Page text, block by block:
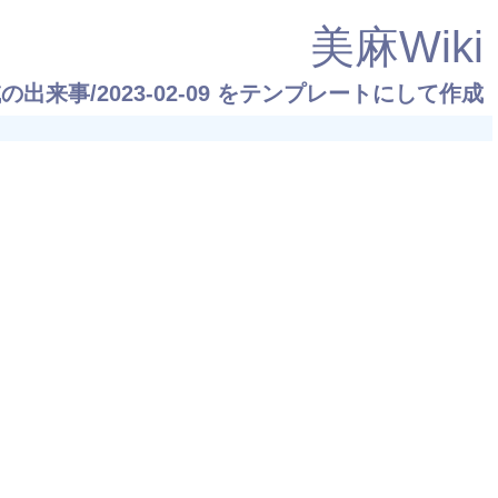
美麻Wiki
出来事/2023-02-09をテンプレートにして作成